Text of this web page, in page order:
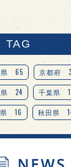
TAG
65 京都府
24 千葉県
16 秋田県
14 岐阜県